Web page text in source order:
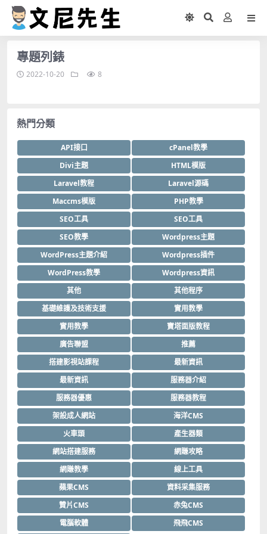
專題列錶
2022-10-20 8
熱門分類
API接口
cPanel教學
Divi主題
HTML模版
Laravel教程
Laravel源碼
Maccms模版
PHP教學
SEO工具
SEO工具
SEO教學
Wordpress主題
WordPress主題介紹
Wordpress插件
WordPress教學
Wordpress資訊
其他
其他程序
基礎維護及技術支援
實用教學
實用教學
寶塔面版教程
廣告聯盟
推薦
搭建影視站課程
最新資訊
最新資訊
服務器介紹
服務器優惠
服務器教程
架設成人網站
海洋CMS
火車頭
產生器類
網站搭建服務
網賺攻略
網賺教學
線上工具
蘋果CMS
資料采集服務
贊片CMS
赤兔CMS
電腦軟體
飛飛CMS